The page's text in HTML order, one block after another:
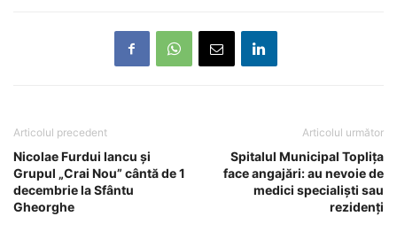
Articolul precedent
Nicolae Furdui Iancu și
Grupul „Crai Nou” cântă de 1
decembrie la Sfântu
Gheorghe
Articolul următor
Spitalul Municipal Topliţa
face angajări: au nevoie de
medici specialişti sau
rezidenţi